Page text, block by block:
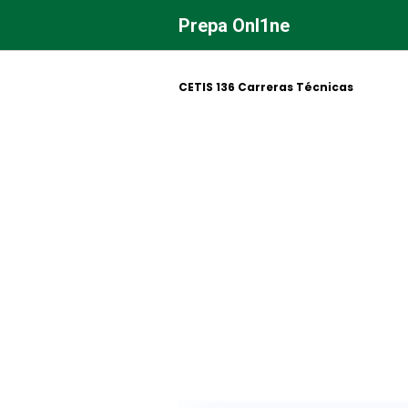
contenido
Prepa Onl1ne
CETIS 136 Carreras Técnicas